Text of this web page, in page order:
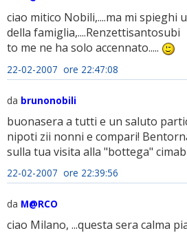
ciao mitico Nobili,....ma mi spieghi
della famiglia,....Renzettisantosubi
to me ne ha solo accennato.....
22-02-2007 ore 22:47:08
da brunonobili
buonasera a tutti e un saluto
nipoti zii nonni e compari!
sulla tua visita alla "bottega"
22-02-2007 ore 22:39:56
da M@RCO
ciao Milano, ...questa sera calma